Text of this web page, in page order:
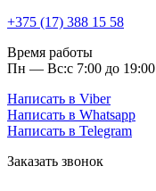
+375 (17) 388 15 58
Время работы
Пн — Вс:с 7:00 до 19:00
Написать в Viber
Написать в Whatsapp
Написать в Telegram
Заказать звонок